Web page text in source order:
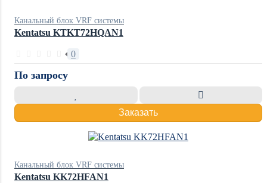
Канальный блок VRF системы
Kentatsu KTKT72HQAN1
0
По запросу
Заказать
Канальный блок VRF системы
Kentatsu KK72HFAN1